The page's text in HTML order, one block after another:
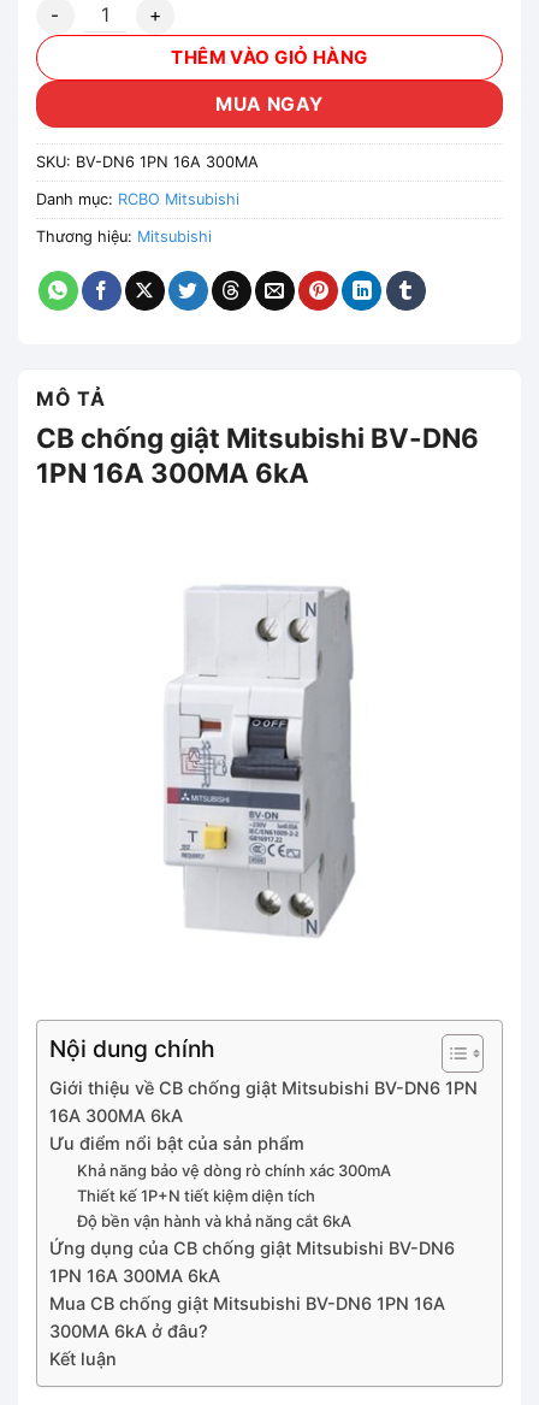
CB chống giật Mitsubishi BV-DN6 1PN 16A 300MA 6kA số
THÊM VÀO GIỎ HÀNG
MUA NGAY
SKU: BV-DN6 1PN 16A 300MA
Danh mục: RCBO Mitsubishi
Thương hiệu: Mitsubishi
MÔ TẢ
CB chống giật Mitsubishi BV-DN6
1PN 16A 300MA 6kA
Nội dung chính
Giới thiệu về CB chống giật Mitsubishi BV-DN6 1PN
16A 300MA 6kA
Ưu điểm nổi bật của sản phẩm
Khả năng bảo vệ dòng rò chính xác 300mA
Thiết kế 1P+N tiết kiệm diện tích
Độ bền vận hành và khả năng cắt 6kA
Ứng dụng của CB chống giật Mitsubishi BV-DN6
1PN 16A 300MA 6kA
Mua CB chống giật Mitsubishi BV-DN6 1PN 16A
300MA 6kA ở đâu?
Kết luận